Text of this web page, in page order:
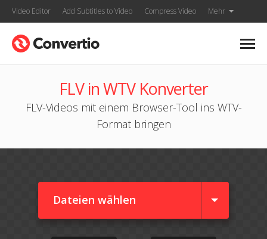
Video Editor Add Subtitles to Video Compress Video Mehr
FLV in WTV Konverter
FLV-Videos mit einem Browser-Tool ins WTV-
Format bringen
Dateien wählen